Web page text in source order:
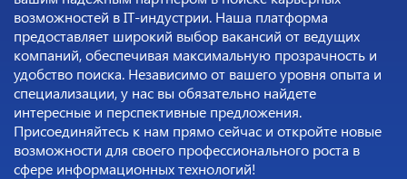
возможностей в IT-индустрии. Наша платформа
предоставляет широкий выбор вакансий от ведущих
компаний, обеспечивая максимальную прозрачность и
удобство поиска. Независимо от вашего уровня опыта и
специализации, у нас вы обязательно найдете
интересные и перспективные предложения.
Присоединяйтесь к нам прямо сейчас и откройте новые
возможности для своего профессионального роста в
сфере информационных технологий!